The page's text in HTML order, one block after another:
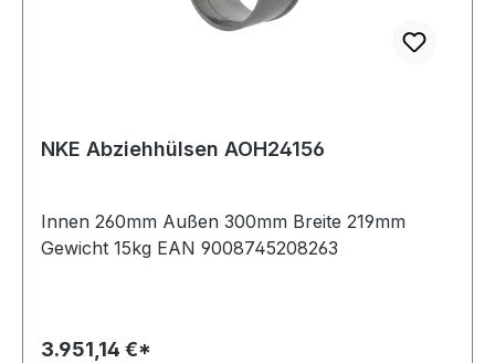
NKE Abziehhülsen AOH24156
Innen 260mm Außen 300mm Breite 219mm
Gewicht 15kg EAN 9008745208263
3.951,14 €*